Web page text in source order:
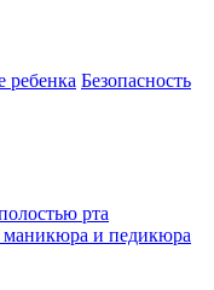
ребенка Безопасность
рта
маникюра и педикюра